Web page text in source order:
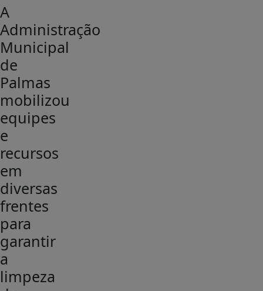
A
Administração
Municipal
de
Palmas
mobilizou
equipes
e
recursos
em
diversas
frentes
para
garantir
a
limpeza